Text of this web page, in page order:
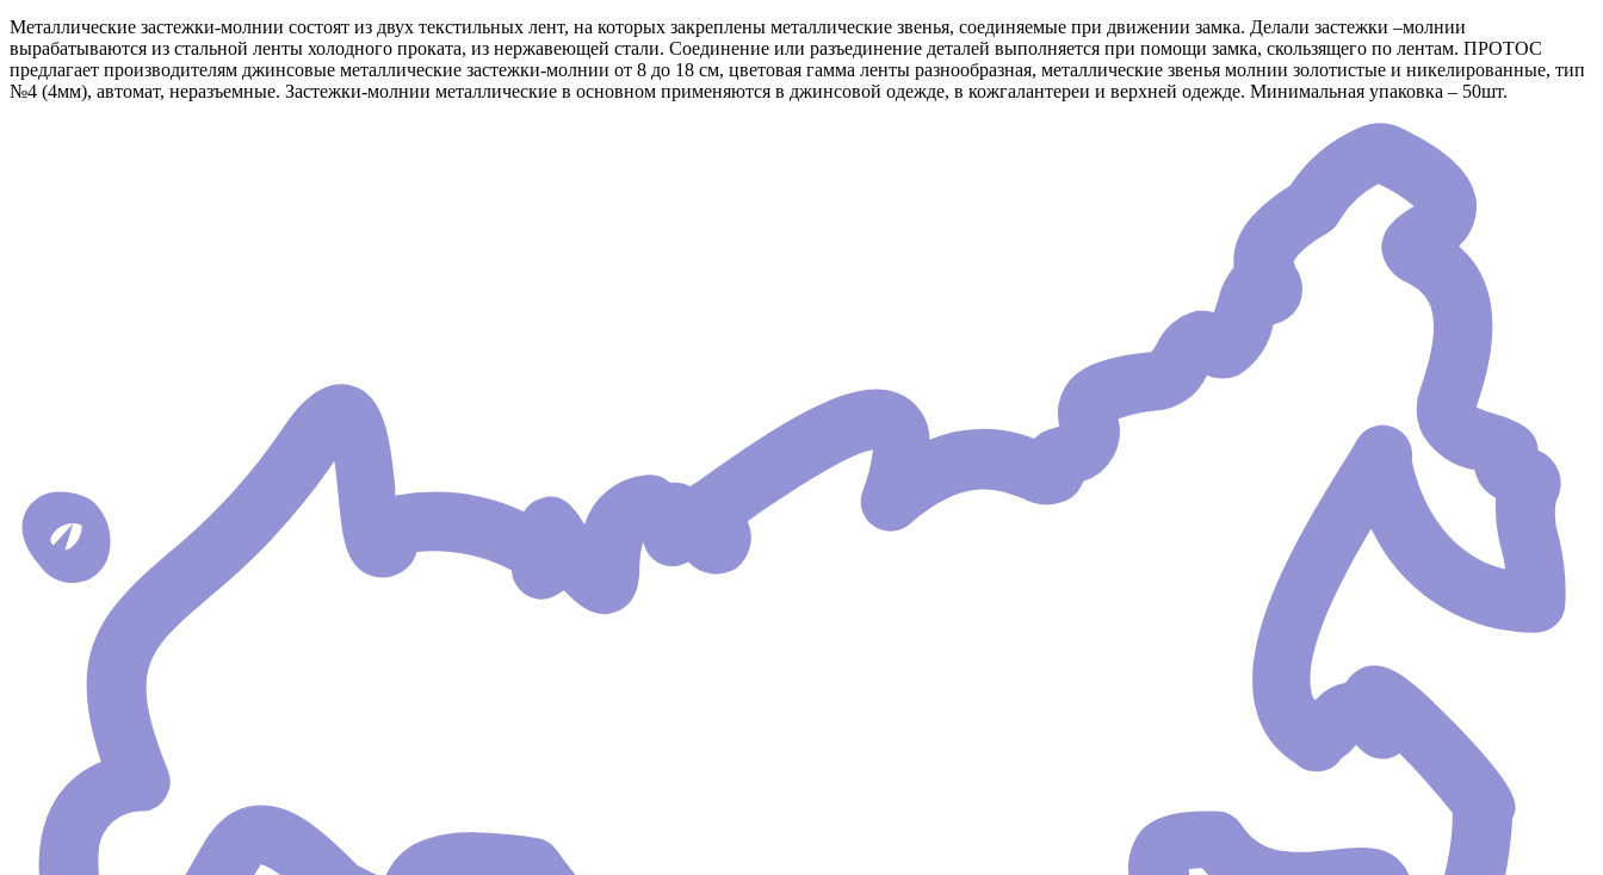
Металлические застежки-молнии состоят из двух текстильных лент, на которых закреплены металлические звенья, соединяемые при движении замка. Делали застежки –молнии
вырабатываются из стальной ленты холодного проката, из нержавеющей стали. Соединение или разъединение деталей выполняется при помощи замка, скользящего по лентам. ПРОТОС
предлагает производителям джинсовые металлические застежки-молнии от 8 до 18 см, цветовая гамма ленты разнообразная, металлические звенья молнии золотистые и никелированные, тип
№4 (4мм), автомат, неразъемные. Застежки-молнии металлические в основном применяются в джинсовой одежде, в кожгалантереи и верхней одежде. Минимальная упаковка – 50шт.